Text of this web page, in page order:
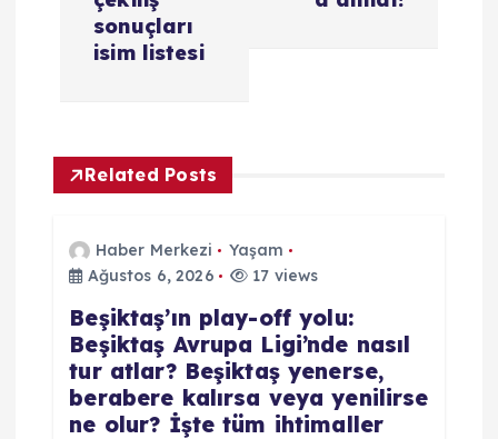
n
m
sonuçları
isim listesi
Related Posts
Haber Merkezi
Yaşam
Ağustos 6, 2026
17 views
Beşiktaş’ın play-off yolu:
Beşiktaş Avrupa Ligi’nde nasıl
tur atlar? Beşiktaş yenerse,
berabere kalırsa veya yenilirse
ne olur? İşte tüm ihtimaller